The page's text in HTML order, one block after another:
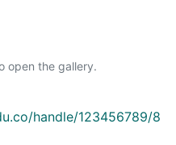
open the gallery.
handle/123456789/8